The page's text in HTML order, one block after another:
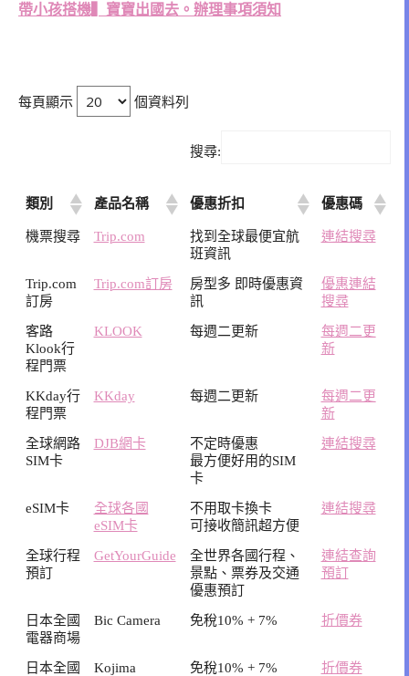
帶小孩搭機▍寶寶出國去。辦理事項須知
每頁顯示 個資料列
搜尋:
類別 產品名稱 優惠折扣 優惠碼
機票搜尋 Trip.com
找到全球最便宜航
班資訊
連結搜尋
Trip.com
訂房
Trip.com訂房
房型多 即時優惠資
訊
優惠連結
搜尋
客路
Klook行
程門票
KLOOK 每週二更新
每週二更
新
KKday行
程門票
KKday 每週二更新
每週二更
新
全球網路
SIM卡
DJB網卡
不定時優惠
最方便好用的SIM
卡
連結搜尋
eSIM卡
全球各國
eSIM卡
不用取卡換卡
可接收簡訊超方便
連結搜尋
全球行程
預訂
GetYourGuide
全世界各國行程、
景點、票券及交通
優惠預訂
連結查詢
預訂
日本全國
電器商場
Bic Camera 免稅10% + 7% 折價券
日本全國
Kojima 免稅10% + 7% 折價券